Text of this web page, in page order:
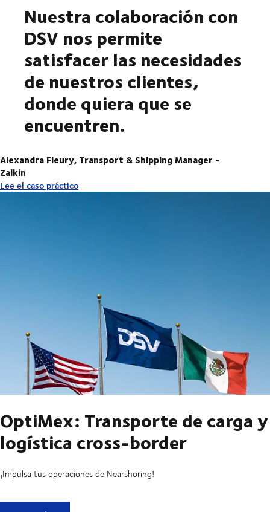
Nuestra colaboración con
DSV nos permite
satisfacer las necesidades
de nuestros clientes,
donde quiera que se
encuentren.
Alexandra Fleury, Transport & Shipping Manager -
Zalkin
Lee el caso práctico
OptiMex: Transporte de carga y
logística cross-border
¡Impulsa tus operaciones de Nearshoring!